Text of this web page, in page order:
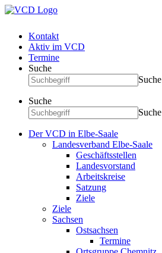
Kontakt
Aktiv im VCD
Termine
Suche
Suche
Suche
Suche
Der VCD in Elbe-Saale
Landesverband Elbe-Saale
Geschäftsstellen
Landesvorstand
Arbeitskreise
Satzung
Ziele
Ziele
Sachsen
Ostsachsen
Termine